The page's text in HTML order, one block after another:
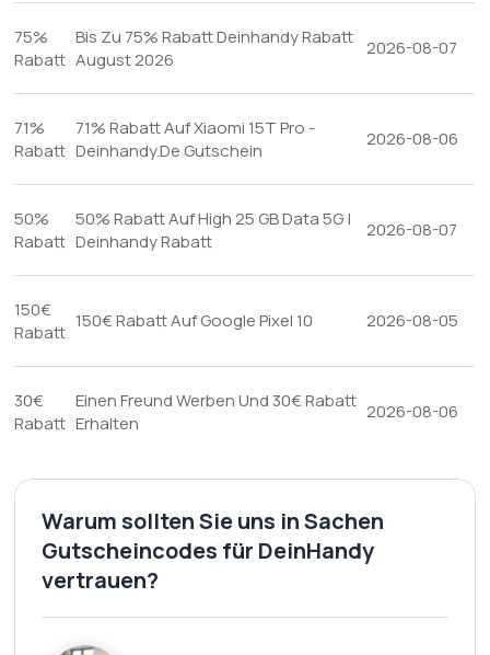
75%
Rabatt
Bis Zu 75% Rabatt Deinhandy Rabatt
August 2026
2026-08-07
71%
Rabatt
71% Rabatt Auf Xiaomi 15T Pro -
Deinhandy.De Gutschein
2026-08-06
50%
Rabatt
50% Rabatt Auf High 25 GB Data 5G |
Deinhandy Rabatt
2026-08-07
150€
Rabatt
150€ Rabatt Auf Google Pixel 10 2026-08-05
30€
Rabatt
Einen Freund Werben Und 30€ Rabatt
Erhalten
2026-08-06
Warum sollten Sie uns in Sachen
Gutscheincodes für DeinHandy
vertrauen?